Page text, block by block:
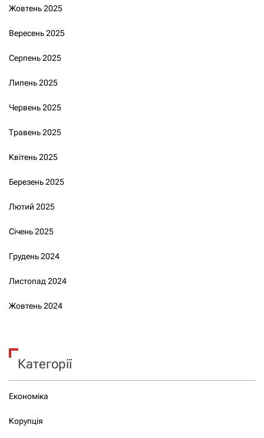
Жовтень 2025
Вересень 2025
Серпень 2025
Липень 2025
Червень 2025
Травень 2025
Квітень 2025
Березень 2025
Лютий 2025
Січень 2025
Грудень 2024
Листопад 2024
Жовтень 2024
Категорії
Економіка
Корупція